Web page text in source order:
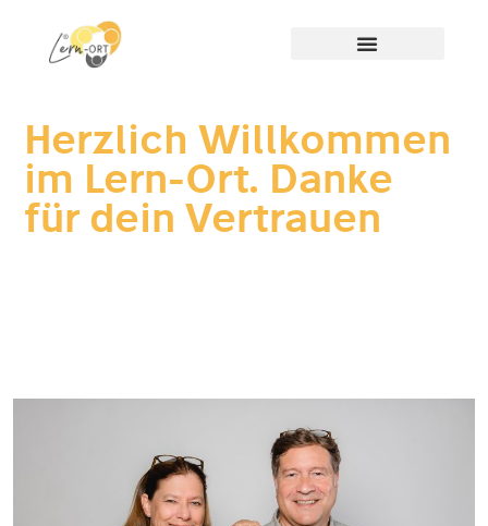
Herzlich Willkommen
im Lern-Ort. Danke
für dein Vertrauen